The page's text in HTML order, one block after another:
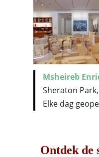
Msheireb
Sheraton
Elke dag
Ontdek de